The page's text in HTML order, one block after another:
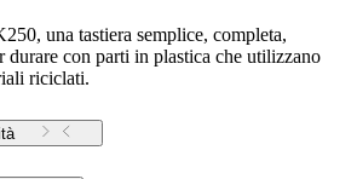
una tastiera semplice, completa,
durare con parti in plastica che utilizzano
riciclati.